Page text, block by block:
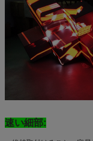
速い細部: